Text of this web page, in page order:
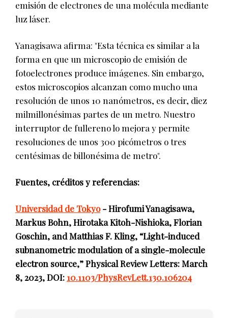
emisión de electrones de una molécula mediante
luz láser.
Yanagisawa afirma: "Esta técnica es similar a la
forma en que un microscopio de emisión de
fotoelectrones produce imágenes. Sin embargo,
estos microscopios alcanzan como mucho una
resolución de unos 10 nanómetros, es decir, diez
milmillonésimas partes de un metro. Nuestro
interruptor de fullereno lo mejora y permite
resoluciones de unos 300 picómetros o tres
centésimas de billonésima de metro".
Fuentes, créditos y referencias:
Universidad de Tokyo- Hirofumi Yanagisawa,
Markus Bohn, Hirotaka Kitoh-Nishioka, Florian
Goschin, and Matthias F. Kling, “Light-induced
subnanometric modulation of a single-molecule
electron source,” Physical Review Letters: March
8, 2023, DOI: 10.1103/PhysRevLett.130.106204